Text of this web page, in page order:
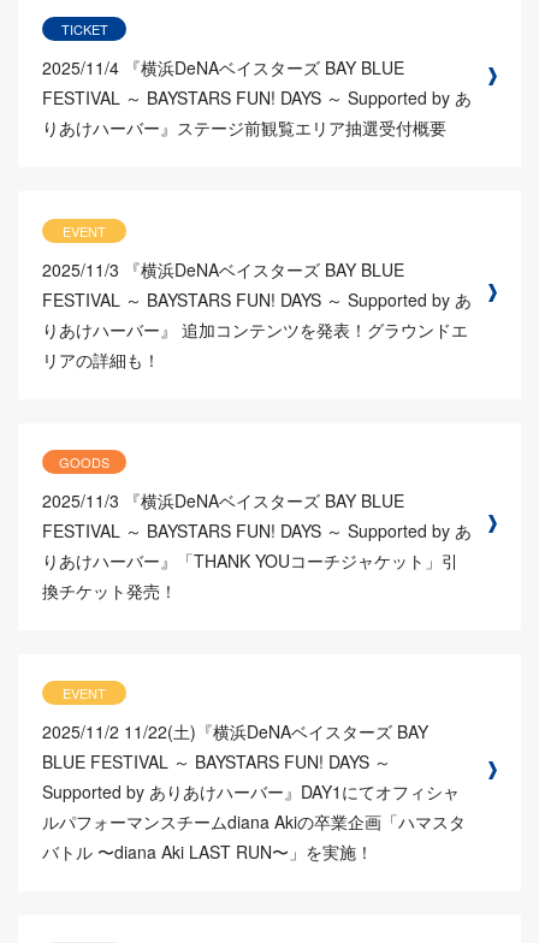
TICKET
2025/11/4 『横浜DeNAベイスターズ BAY BLUE
FESTIVAL ～ BAYSTARS FUN! DAYS ～ Supported by あ
りあけハーバー』ステージ前観覧エリア抽選受付概要
EVENT
2025/11/3
『横浜DeNAベイスターズ BAY BLUE
FESTIVAL ～ BAYSTARS FUN! DAYS ～ Supported by あ
りあけハーバー』 追加コンテンツを発表！グラウンドエ
リアの詳細も！
GOODS
2025/11/3
『横浜DeNAベイスターズ BAY BLUE
FESTIVAL ～ BAYSTARS FUN! DAYS ～ Supported by あ
りあけハーバー』「THANK YOUコーチジャケット」引
換チケット発売！
EVENT
2025/11/2 11/22(土)『横浜DeNAベイスターズ BAY
BLUE FESTIVAL ～ BAYSTARS FUN! DAYS ～
Supported by ありあけハーバー』DAY1にてオフィシャ
ルパフォーマンスチームdiana Akiの卒業企画「ハマスタ
バトル 〜diana Aki LAST RUN〜」を実施！